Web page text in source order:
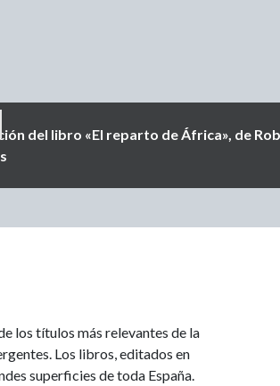
del libro «El reparto de África», de
los títulos más relevantes de la
Los libros, editados en
superficies de toda España.